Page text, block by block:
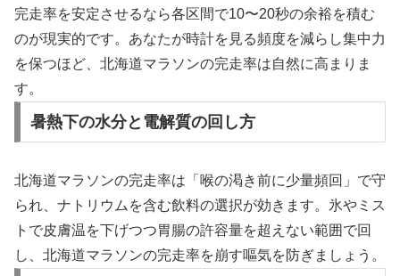
完走率を安定させるなら各区間で10〜20秒の余裕を積む
のが現実的です。あなたが時計を見る頻度を減らし集中力
を保つほど、北海道マラソンの完走率は自然に高まりま
す。
暑熱下の水分と電解質の回し方
北海道マラソンの完走率は「喉の渇き前に少量頻回」で守
られ、ナトリウムを含む飲料の選択が効きます。氷やミス
トで皮膚温を下げつつ胃腸の許容量を超えない範囲で回
し、北海道マラソンの完走率を崩す嘔気を防ぎましょう。